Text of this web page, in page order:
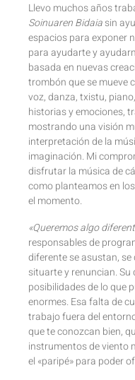
Llevo muchos años
Soinuaren Bidaiasin
espacios para exponer
para ayudarte y
basada en nuevas
trombón que se mueve
voz, danza, txistu,
historias y emociones,
mostrando una visión
interpretación de la
imaginación. Mi
disfrutar la música de
como planteamos en
el momento.
«Queremos algo
responsables de
diferente se asustan,
situarte y renuncian.
posibilidades de lo que
enormes. Esa falta de
trabajo fuera del
que te conozcan bien,
instrumentos de viento
el «paripé» para poder